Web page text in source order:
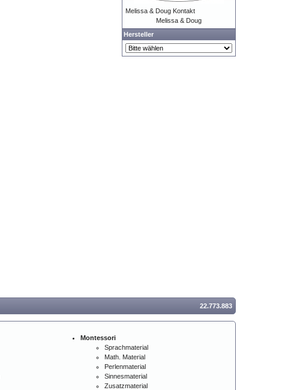
Melissa & Doug Kontakt
Melissa & Doug
Hersteller
22.773.883
Montessori
Sprachmaterial
Math. Material
Perlenmaterial
Sinnesmaterial
Zusatzmaterial